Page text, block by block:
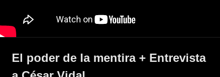
El poder de la mentira + Entrevista